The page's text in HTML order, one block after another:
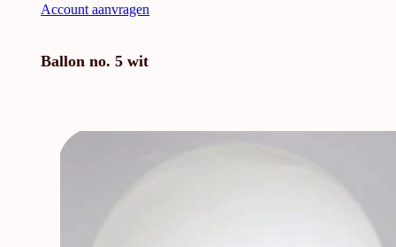
Account aanvragen
Ballon no. 5 wit